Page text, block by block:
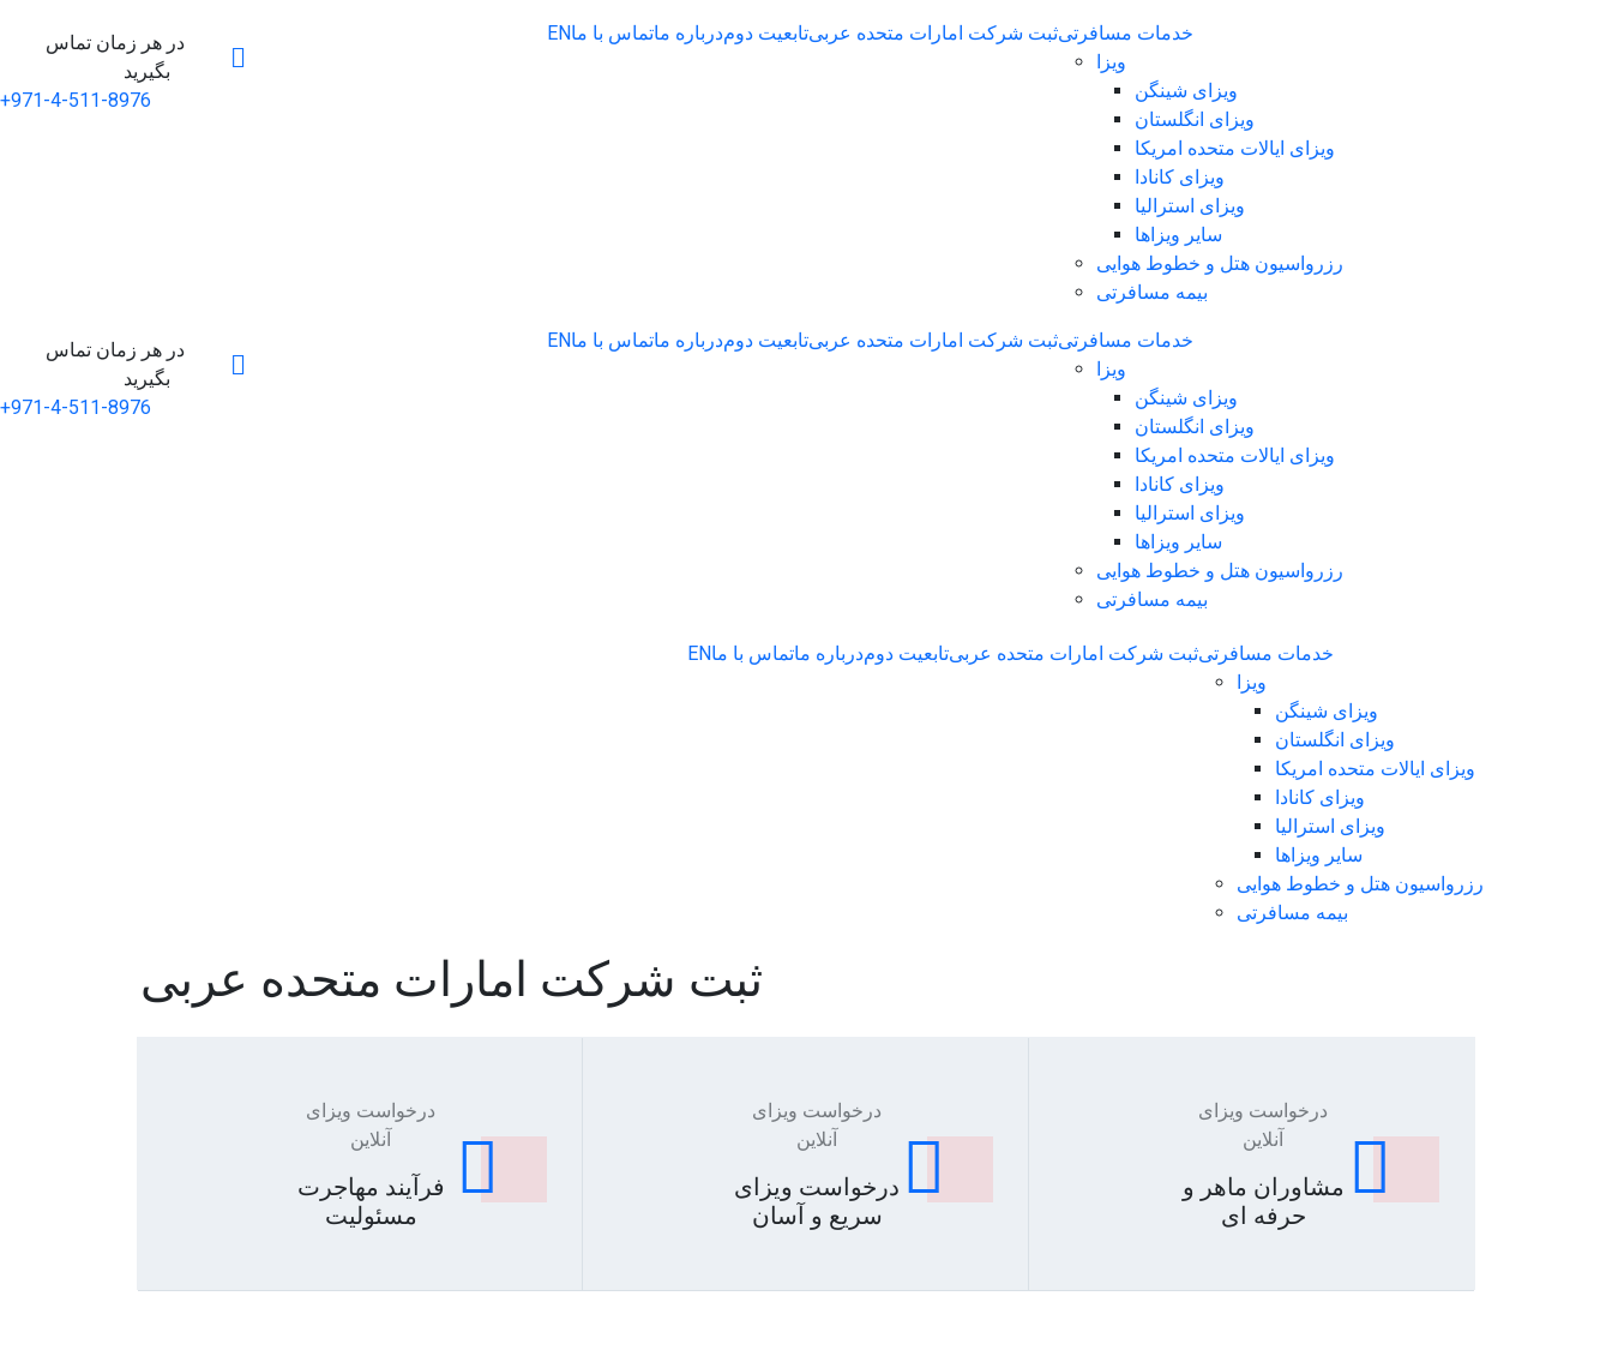
در هر زمان تماس
+971-4-511-8976
خدمات مسافرتی
ویزا
ویزای شینگن
ویزای انگلستان
ویزای ایالات متحده امریکا
ویزای کانادا
ویزای استرالیا
سایر ویزاها
رزرواسیون هتل و خطوط هوایی
بیمه مسافرتی
ثبت شرکت امارات متحده عربیتابعیت دومدرباره ماتماس با ماEN
در هر زمان تماس
+971-4-511-8976
خدمات مسافرتی
ویزا
ویزای شینگن
ویزای انگلستان
ویزای ایالات متحده امریکا
ویزای کانادا
ویزای استرالیا
سایر ویزاها
رزرواسیون هتل و خطوط هوایی
بیمه مسافرتی
ثبت شرکت امارات متحده عربیتابعیت دومدرباره ماتماس با ماEN
خدمات مسافرتی
ویزا
ویزای شینگن
ویزای انگلستان
ویزای ایالات متحده امریکا
ویزای کانادا
ویزای استرالیا
سایر ویزاها
رزرواسیون هتل و خطوط هوایی
بیمه مسافرتی
ثبت شرکت امارات متحده عربیتابعیت دومدرباره ماتماس با ماEN
ثبت شرکت امارات متحده عربی
درخواست ویزای
آنلاین
فرآیند مهاجرت
مسئولیت
درخواست ویزای
آنلاین
درخواست ویزای
سریع و آسان
درخواست ویزای
آنلاین
مشاوران ماهر و
حرفه ای